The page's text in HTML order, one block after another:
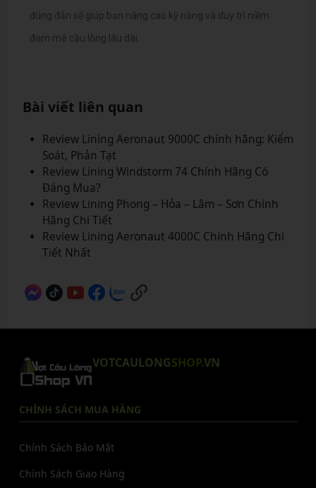
đúng đắn sẽ giúp bạn nâng cao kỹ năng và duy trì niềm
đam mê cầu lông lâu dài.
Bài viết liên quan
Review Lining Aeronaut 9000C chính hãng: Kiểm
Soát, Phản Tạt
Review Lining Windstorm 74 Chính Hãng Có
Đáng Mua?
Review Lining Phong – Hỏa – Lâm – Sơn Chính
Hãng Chi Tiết
Review Lining Aeronaut 4000C Chính Hãng Chi
Tiết Nhất
VOTCAULONGSHOP.VN
CHÍNH SÁCH MUA HÀNG
Chính Sách Bảo Mật
Chính Sách Giao Hàng